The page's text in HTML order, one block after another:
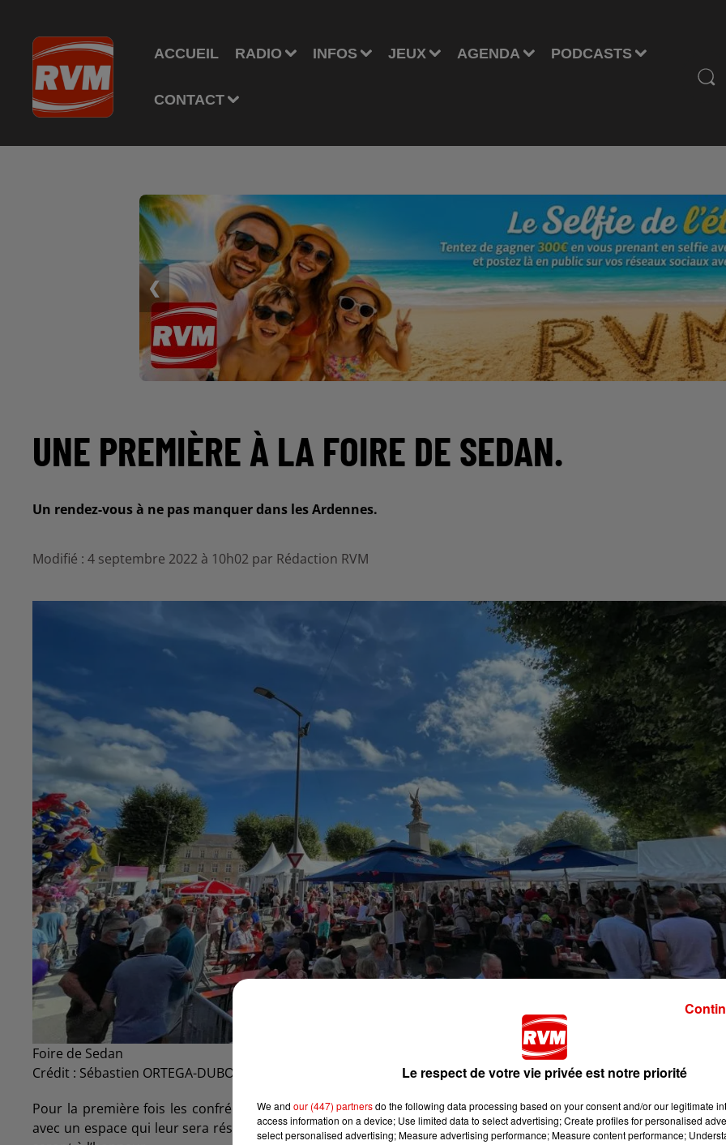
ACCUEIL RADIO INFOS JEUX AGENDA PODCASTS
CONTACT
❮
UNE PREMIÈRE À LA FOIRE DE SEDAN.
Un rendez-vous à ne pas manquer dans les Ardennes.
Modifié : 4 septembre 2022 à 10h02 par Rédaction RVM
Foire de Sedan
Crédit : Sébastien ORTEGA-DUBOIS
Pour la première fois les confréries ardennaises seront présentes sur la foire de Sedan, du 10 au 14
avec un espace qui leur sera réservé, sur la place d'Armes. Pendant 5 jours ce sont les spécialités ardennaises
Le respect de votre vie privée est notre priorité
We and our (447) partnersdo the following data processing based on your consent and/or our legitimate
access information on a device; Use limited data to select advertising; Create profiles for personalised
select personalised advertising; Measure advertising performance; Measure content performance;